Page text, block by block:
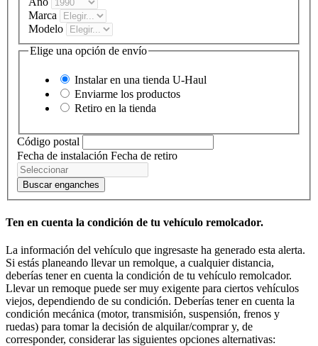
Marca
Modelo
Elige una opción de envío
Instalar en una tienda U-Haul
Enviarme los productos
Retiro en la tienda
Código postal
Fecha de instalación Fecha de retiro
Buscar enganches
Ten en cuenta la condición de tu vehículo remolcador.
La información del vehículo que ingresaste ha generado esta alerta.
Si estás planeando llevar un remolque, a cualquier distancia,
deberías tener en cuenta la condición de tu vehículo remolcador.
Llevar un remoque puede ser muy exigente para ciertos vehículos
viejos, dependiendo de su condición. Deberías tener en cuenta la
condición mecánica (motor, transmisión, suspensión, frenos y
ruedas) para tomar la decisión de alquilar/comprar y, de
corresponder, considerar las siguientes opciones alternativas: